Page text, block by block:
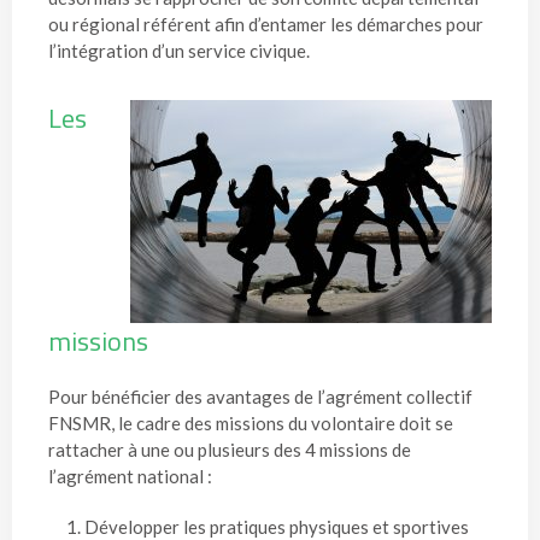
ou régional référent afin d’entamer les démarches pour
l’intégration d’un service civique.
Les
missions
Pour bénéficier des avantages de l’agrément collectif
FNSMR, le cadre des missions du volontaire doit se
rattacher à une ou plusieurs des 4 missions de
l’agrément national :
Développer les pratiques physiques et sportives